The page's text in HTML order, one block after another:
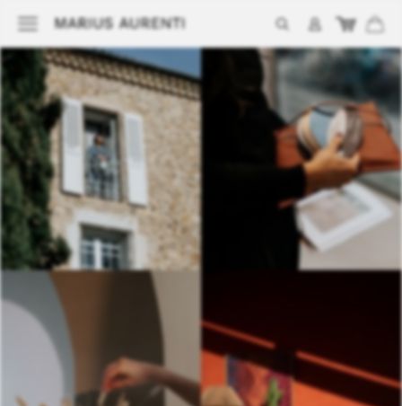
Pour les murs intérieurs et
extérieurs
Primaire & Impression